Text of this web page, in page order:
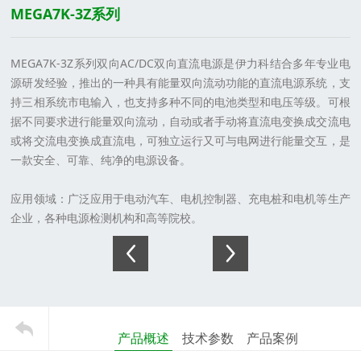
MEGA7K-3Z系列
MEGA7K-3Z系列双向AC/DC双向直流电源是伊力科结合多年专业电
源研发经验，推出的一种具有能量双向流动功能的直流电源系统，支
持三相系统市电输入，也支持多种不同的电池类型和电压等级。可根
据不同要求进行能量双向流动，自动或者手动将直流电变换成交流电
或将交流电变换成直流电，可独立运行又可与电网进行能量交互，是
一款安全、可靠、纯净的电源设备。
应用领域： 广泛应用于电动汽车、电机控制器、充电桩和电机等生产
企业，各种电源检测机构和高等院校。
产品概述 技术参数 产品案例